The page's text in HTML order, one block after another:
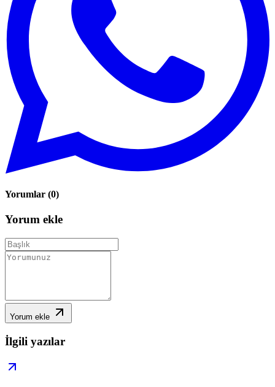
Yorumlar (0)
Yorum ekle
Yorum ekle
İlgili yazılar